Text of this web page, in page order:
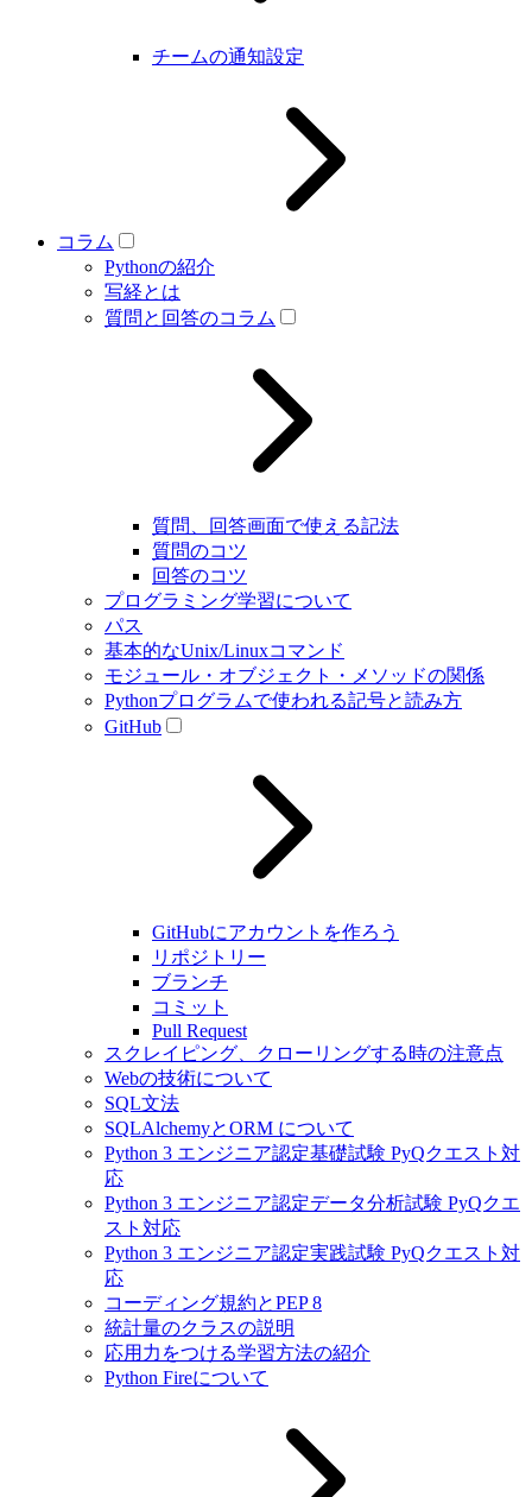
チームの通知設定
コラム
Pythonの紹介
写経とは
質問と回答のコラム
質問、回答画面で使える記法
質問のコツ
回答のコツ
プログラミング学習について
パス
基本的なUnix/Linuxコマンド
モジュール・オブジェクト・メソッドの関係
Pythonプログラムで使われる記号と読み方
GitHub
GitHubにアカウントを作ろう
リポジトリー
ブランチ
コミット
Pull Request
スクレイピング、クローリングする時の注意点
Webの技術について
SQL文法
SQLAlchemyとORM について
Python 3 エンジニア認定基礎試験 PyQクエスト対
応
Python 3 エンジニア認定データ分析試験 PyQクエ
スト対応
Python 3 エンジニア認定実践試験 PyQクエスト対
応
コーディング規約とPEP 8
統計量のクラスの説明
応用力をつける学習方法の紹介
Python Fireについて